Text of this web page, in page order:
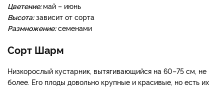
Цветение:май – июнь
Высота:зависит от сорта
Размножение:семенами
Сорт Шарм
Низкорослый кустарник, вытягивающийся на 60–75 см, не
более. Его плоды довольно крупные и красивые, но есть их